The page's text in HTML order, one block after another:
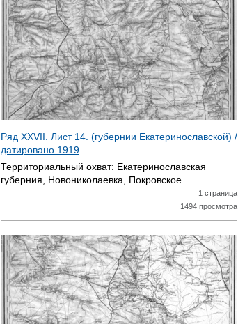
Ряд XXVII. Лист 14. (губернии Екатеринославской) /
датировано 1919
Территориальный охват: Екатеринославская
губерния, Новониколаевка, Покровское
1 страница
1494 просмотра